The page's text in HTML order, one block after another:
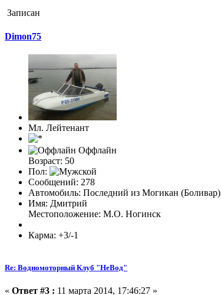
Записан
Dimon75
Мл. Лейтенант
Оффлайн
Возраст: 50
Пол:
Сообщений: 278
Автомобиль: Последний из Могикан (Боливар)
Имя: Дмитрий
Местоположение: М.О. Ногинск
Карма: +3/-1
Re: Водномоторный Клуб "НеВод"
« Ответ #3 : 11 марта 2014, 17:46:27 »